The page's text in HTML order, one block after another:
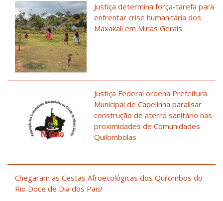
Justiça determina força-tarefa para
enfrentar crise humanitária dos
Maxakali em Minas Gerais
Justiça Federal ordena Prefeitura
Municipal de Capelinha paralisar
construção de aterro sanitário nas
proximidades de Comunidades
Quilombolas
Chegaram as Cestas Afroecológicas dos Quilombos do
Rio Doce de Dia dos Pais!